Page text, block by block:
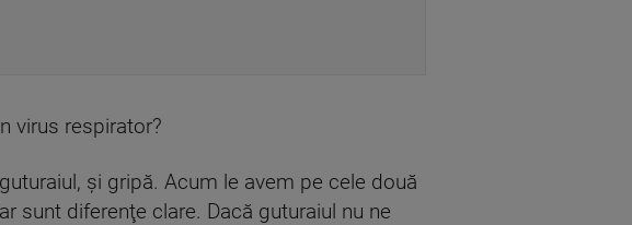
virus respirator?
şi gripă. Acum le avem pe cele două
sunt diferenţe clare. Dacă guturaiul nu ne